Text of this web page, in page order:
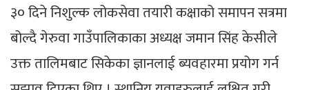
३० दिने निशुल्क लोकसेवा तयारी कक्षाको समापन सत्रमा
बोल्दै गेरुवा गाउँपालिकाका अध्यक्ष जमान सिंह केसीले
उक्त तालिमबाट सिकेका ज्ञानलाई ब्यवहारमा प्रयोग गर्न